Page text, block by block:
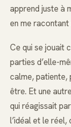
apprend juste à
en me racontant
Ce qui se jouait
parties d’elle-
calme, patiente,
être. Et une
qui réagissait
l’idéal et le réel,